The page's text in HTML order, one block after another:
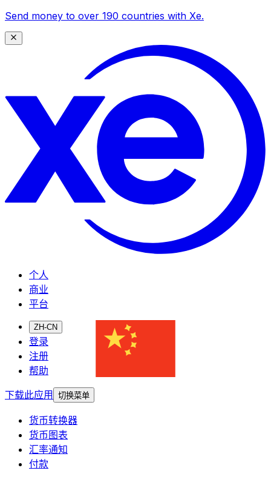
Send money to over 190 countries with Xe.
个人
商业
平台
ZH-CN
登录
注册
帮助
下载此应用
切换菜单
货币转换器
货币图表
汇率通知
付款